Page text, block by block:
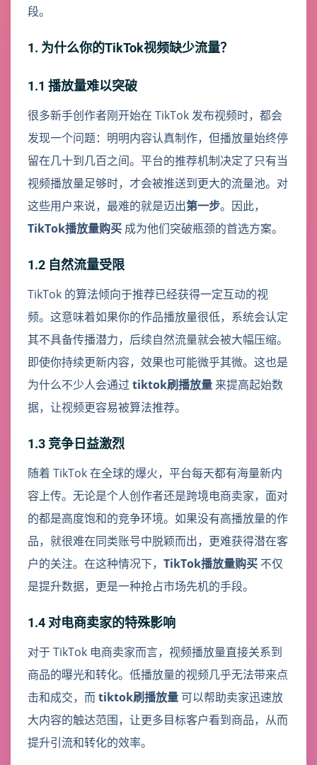
段。
1. 为什么你的TikTok视频缺少流量？
1.1 播放量难以突破
很多新手创作者刚开始在 TikTok 发布视频时，都会
发现一个问题：明明内容认真制作，但播放量始终停
留在几十到几百之间。平台的推荐机制决定了只有当
视频播放量足够时，才会被推送到更大的流量池。对
这些用户来说，最难的就是迈出第一步。因此，
TikTok播放量购买 成为他们突破瓶颈的首选方案。
1.2 自然流量受限
TikTok 的算法倾向于推荐已经获得一定互动的视
频。这意味着如果你的作品播放量很低，系统会认定
其不具备传播潜力，后续自然流量就会被大幅压缩。
即使你持续更新内容，效果也可能微乎其微。这也是
为什么不少人会通过tiktok刷播放量来提高起始数
据，让视频更容易被算法推荐。
1.3 竞争日益激烈
随着 TikTok 在全球的爆火，平台每天都有海量新内
容上传。无论是个人创作者还是跨境电商卖家，面对
的都是高度饱和的竞争环境。如果没有高播放量的作
品，就很难在同类账号中脱颖而出，更难获得潜在客
户的关注。在这种情况下， TikTok播放量购买 不仅
是提升数据，更是一种抢占市场先机的手段。
1.4 对电商卖家的特殊影响
对于 TikTok 电商卖家而言，视频播放量直接关系到
商品的曝光和转化。低播放量的视频几乎无法带来点
击和成交，而tiktok刷播放量 可以帮助卖家迅速放
大内容的触达范围，让更多目标客户看到商品，从而
提升引流和转化的效率。